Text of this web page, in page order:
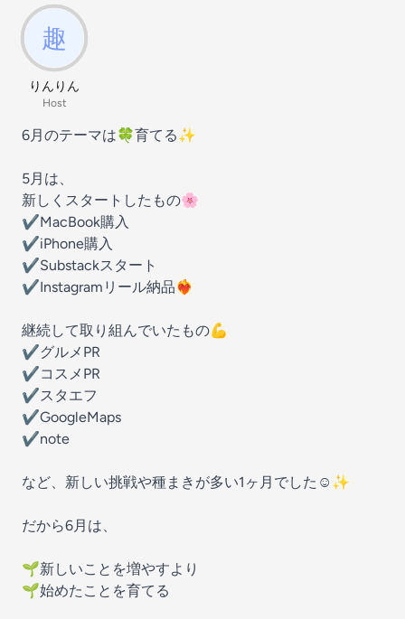
りんりん
Host
6月のテーマは🍀育てる✨
5月は、
新しくスタートしたもの🌸
✔︎MacBook購入
✔︎iPhone購入
✔︎Substackスタート
✔︎Instagramリール納品❤️‍🔥
継続して取り組んでいたもの💪
✔︎グルメPR
✔︎コスメPR
✔︎スタエフ
✔︎GoogleMaps
✔︎note
など、新しい挑戦や種まきが多い1ヶ月でした☺️✨
だから6月は、
🌱新しいことを増やすより
🌱始めたことを育てる